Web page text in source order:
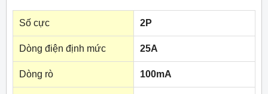
Số cực 2P
Dòng điện định mức 25A
Dòng rò 100mA